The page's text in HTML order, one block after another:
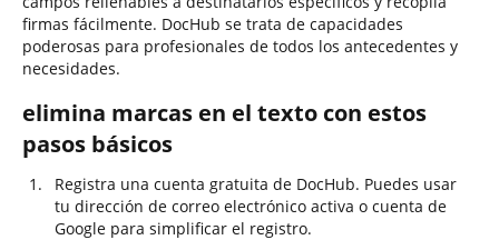
firmas fácilmente. DocHub se trata de capacidades
poderosas para profesionales de todos los antecedentes y
necesidades.
elimina marcas en el texto con estos
pasos básicos
Registra una cuenta gratuita de DocHub. Puedes usar
tu dirección de correo electrónico activa o cuenta de
Google para simplificar el registro.